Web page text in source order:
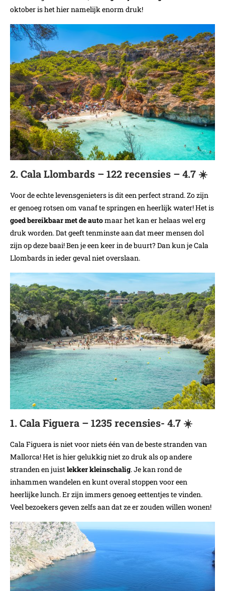
oktober is het hier namelijk enorm druk!
2. Cala Llombards – 122 recensies – 4.7 ☀️
Voor de echte levensgenieters is dit een perfect strand. Zo zijn
er genoeg rotsen om vanaf te springen en heerlijk water! Het is
goed bereikbaar met de automaar het kan er helaas wel erg
druk worden. Dat geeft tenminste aan dat meer mensen dol
zijn op deze baai! Ben je een keer in de buurt? Dan kun je Cala
Llombards in ieder geval niet overslaan.
1. Cala Figuera – 1235 recensies- 4.7 ☀️
Cala Figuera is niet voor niets één van de beste stranden van
Mallorca! Het is hier gelukkig niet zo druk als op andere
stranden en juistlekker kleinschalig. Je kan rond de
inhammen wandelen en kunt overal stoppen voor een
heerlijke lunch. Er zijn immers genoeg eettentjes te vinden.
Veel bezoekers geven zelfs aan dat ze er zouden willen wonen!